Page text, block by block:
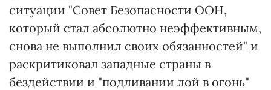
ситуации "Совет Безопасности ООН,
который стал абсолютно неэффективным,
снова не выполнил своих обязанностей" и
раскритиковал западные страны в
бездействии и "подливании лой в огонь"